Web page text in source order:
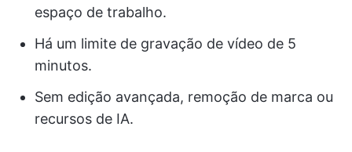
espaço de trabalho.
Há um limite de gravação de vídeo de 5
minutos.
Sem edição avançada, remoção de marca ou
recursos de IA.